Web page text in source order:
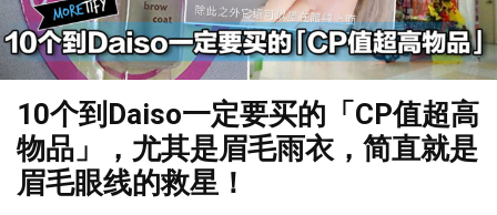
10个到Daiso一定要买的「CP值超高
物品」，尤其是眉毛雨衣，简直就是
眉毛眼线的救星！